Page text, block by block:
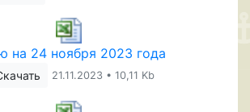
на 24 ноября 2023 года
21.11.2023 • 10,11 Kb